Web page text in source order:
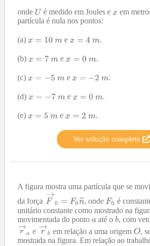
onde é medido em Joules e
em
partícula é nula nos pontos:
(a) e .
(b) e .
(c) e .
(d) e .
(e) e .
Ver solução completa
A figura mostra uma partícula que se
da força
, onde é
unitário constante como mostrado na
movimentada do ponto
até o , com
em relação a uma origem
,
mostrada na figura. Em relação ao